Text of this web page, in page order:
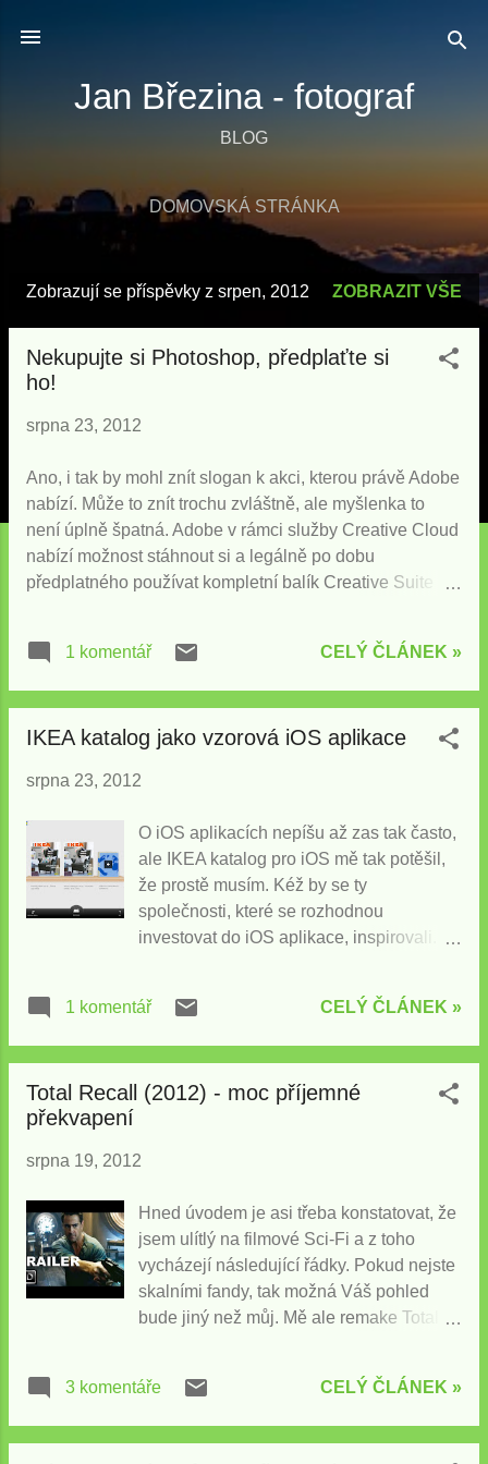
Jan Březina - fotograf
BLOG
DOMOVSKÁ STRÁNKA
Zobrazují se příspěvky z srpen, 2012 ZOBRAZIT VŠE
Nekupujte si Photoshop, předplaťte si
ho!
srpna 23, 2012
Ano, i tak by mohl znít slogan k akci, kterou právě Adobe
nabízí. Může to znít trochu zvláštně, ale myšlenka to
není úplně špatná. Adobe v rámci služby Creative Cloud
nabízí možnost stáhnout si a legálně po dobu
předplatného používat kompletní balík Creative Suite
za výrazně nižší částku předplatíte službu Creative
Cloud a kromě jiného můžete používat software, za který
neplatíte tolik. V rámci srpnové akce Adobe nabízí
majitelům starších verzí Creative Suite (od CS3)
grafika poměrně rozumné peníze. Podmínkou je zaplatit
si roční předplatné a do konce srpna, takže pokud o tom
uvažujete, je pomalu čas se rozhoupat. Vyplatí se to?
Záleží na tom jakým způsobem hodláte SW používat.
Pokud grafiku, weby apod. děláte jen příležitostně a spíš
pro zábavu, jsem přesvědčen o tom, že žádná forma
investice do Creative Su...
1 komentář CELÝ ČLÁNEK »
IKEA katalog jako vzorová iOS aplikace
srpna 23, 2012
O iOS aplikacích nepíšu až zas tak často,
ale IKEA katalog pro iOS mě tak potěšil,
že prostě musím. Kéž by se ty
společnosti, které se rozhodnou
investovat do iOS aplikace, inspirovali. A
katalogu IKEA tak strašně líbí? IKEA
pochopila, že pokud to má mít smysl, je
potřeba využít zařízení naplno. Takže
kromě Android a iPhone verze má
uzpůsobené zařízení, na kterém běží a
Aplikace samotná má pro iOS 7MB a data
se stahují zvlášť podle toho co chcete.
Celý katalog pro jednu zemi 63MB, videa
zvlášť, rozšířená realita zvlášť. Člověk si
krásně řídí kdy a kolik dat chce stahovat.
stáhnout katalogy z celého světa,
regionálních cenových politik a restrikcí
1 komentář CELÝ ČLÁNEK »
Total Recall (2012) - moc příjemné
překvapení
srpna 19, 2012
Hned úvodem je asi třeba konstatovat, že
jsem ulítlý na filmové Sci-Fi a z toho
vycházejí následující řádky. Pokud nejste
skalními fandy, tak možná Váš pohled
bude jiný než můj. Mě ale remake Total
kinematografie. Total Recall z roku 1990
režírovaný Paulem Varhoevenem s
Arnoldem Schwarzeneggerem je
3 komentáře CELÝ ČLÁNEK »